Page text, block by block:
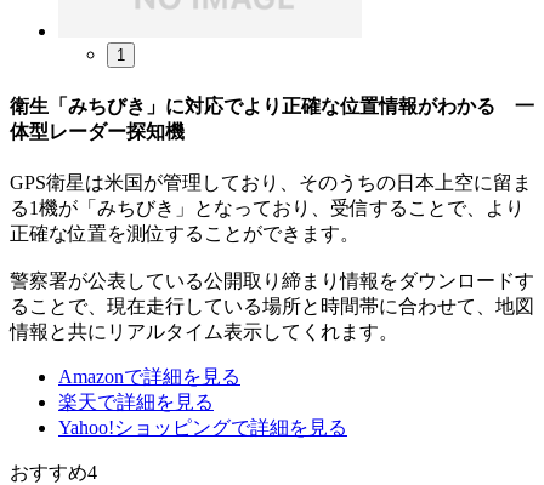
1
衛生「みちびき」に対応でより正確な位置情報がわかる 一
体型レーダー探知機
GPS衛星は米国が管理しており、そのうちの日本上空に留ま
る1機が「みちびき」となっており、受信することで、より
正確な位置を測位することができます。
警察署が公表している公開取り締まり情報をダウンロードす
ることで、現在走行している場所と時間帯に合わせて、地図
情報と共にリアルタイム表示してくれます。
Amazonで詳細を見る
楽天で詳細を見る
Yahoo!ショッピングで詳細を見る
おすすめ4